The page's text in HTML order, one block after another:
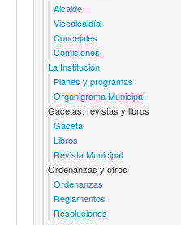
Alcalde
Vicealcaldía
Concejales
Comisiones
La Institución
Planes y programas
Organigrama Municipal
Gacetas, revistas y libros
Gaceta
Libros
Revista Municipal
Ordenanzas y otros
Ordenanzas
Reglamentos
Resoluciones